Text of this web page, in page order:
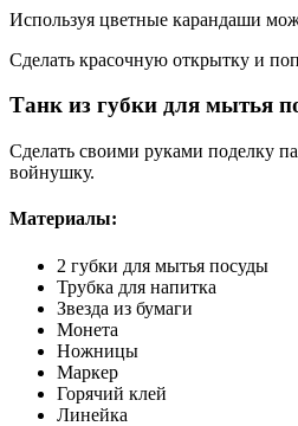
Используя цветные карандаши
Сделать красочную открытку и
Танк из губки для мытья
Сделать своими руками поделку
войнушку.
Материалы:
2 губки для мытья посуды
Трубка для напитка
Звезда из бумаги
Монета
Ножницы
Маркер
Горячий клей
Линейка